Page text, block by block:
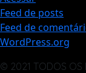
Feed de posts
Feed de
WordPress.org
© 2021 TODOS OS